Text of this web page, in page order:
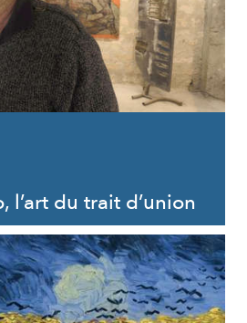
l’art du trait d’union